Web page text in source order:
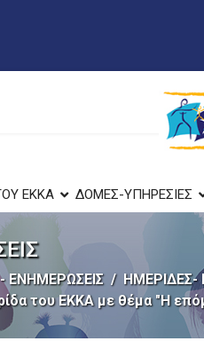
ΕΚΚΑ ΔΟΜΕΣ-ΥΠΗΡΕΣΙΕΣ
ΕΝΗΜΕΡΩΣΕΙΣ
ΗΜΕΡΙΔΕΣ-
του ΕΚΚΑ με θέμα "Η